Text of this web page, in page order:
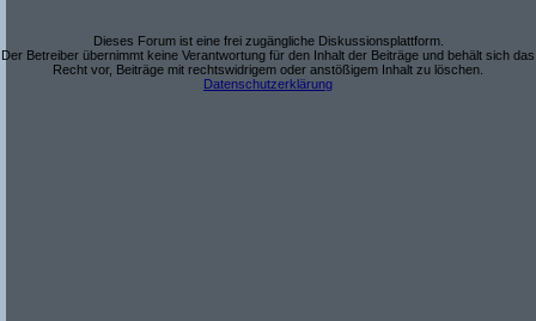
Dieses Forum ist eine frei zugängliche Diskussionsplattform.
Der Betreiber übernimmt keine Verantwortung für den Inhalt der Beiträge und behält sich das
Recht vor, Beiträge mit rechtswidrigem oder anstößigem Inhalt zu löschen.
Datenschutzerklärung